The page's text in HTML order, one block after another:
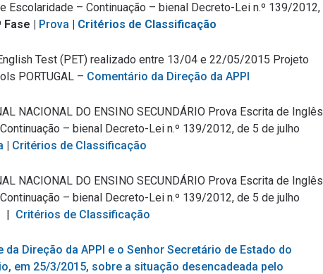
Escolaridade – Continuação – bienal Decreto-Lei n.º 139/2012,
Fase | Prova | Critérios de Classificação
Test (PET) realizado entre 13/04 e 22/05/2015 Projeto
PORTUGAL – Comentário da Direção da APPI
NACIONAL DO ENSINO SECUNDÁRIO Prova Escrita de Inglês
– bienal Decreto-Lei n.º 139/2012, de 5 de julho
| Critérios de Classificação
NACIONAL DO ENSINO SECUNDÁRIO Prova Escrita de Inglês
– bienal Decreto-Lei n.º 139/2012, de 5 de julho
| Critérios de Classificação
da Direção da APPI e o Senhor Secretário de Estado do
em 25/3/2015, sobre a situação desencadeada pelo